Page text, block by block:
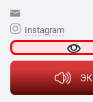
Instagram